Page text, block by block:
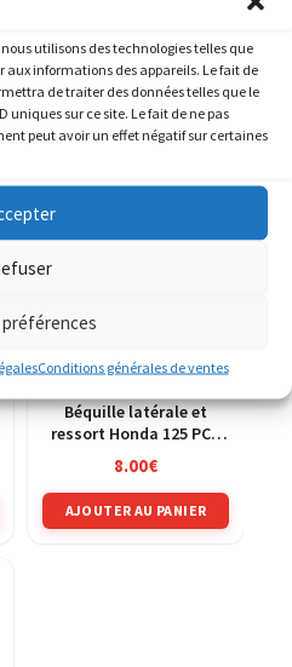
utilisons des technologies telles que
aux informations des appareils. Le fait de
de traiter des données telles que le
sur ce site. Le fait de ne pas
peut avoir un effet négatif sur certaines
préférences
Conditions générales de ventes
Béquille latérale et
ressort Honda 125 PCX
MLHJF28A
8.00€
AJOUTER AU PANIER